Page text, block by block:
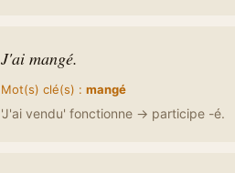
J'ai mangé.
Mot(s) clé(s) : mangé
'J'ai vendu' fonctionne → participe -é.